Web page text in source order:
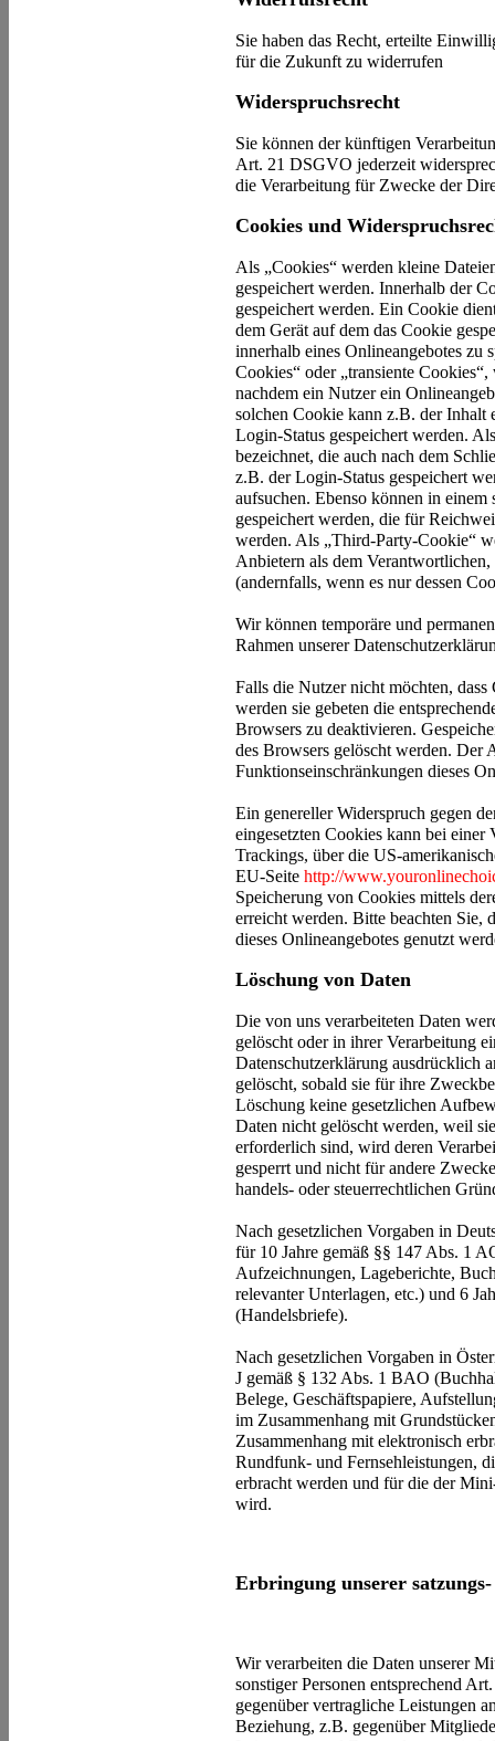
Sie haben das Recht, erteilte
für die Zukunft zu widerrufen
Widerspruchsrecht
Sie können der künftigen
Art. 21 DSGVO jederzeit
die Verarbeitung für Zwecke der
Cookies und
Als „Cookies“ werden kleine
gespeichert werden. Innerhalb der
gespeichert werden. Ein Cookie
dem Gerät auf dem das Cookie
innerhalb eines Onlineangebotes zu
Cookies“ oder „transiente
nachdem ein Nutzer ein
solchen Cookie kann z.B. der Inhalt
Login-Status gespeichert werden.
bezeichnet, die auch nach dem
z.B. der Login-Status gespeichert
aufsuchen. Ebenso können in
gespeichert werden, die für
werden. Als „Third-Party-Cookie“
Anbietern als dem
(andernfalls, wenn es nur dessen
Wir können temporäre und
Rahmen unserer
Falls die Nutzer nicht möchten,
werden sie gebeten die
Browsers zu deaktivieren.
des Browsers gelöscht werden. Der
Funktionseinschränkungen dieses
Ein genereller Widerspruch gegen
eingesetzten Cookies kann bei
Trackings, über die US-
EU-Seite http://
Speicherung von Cookies mittels
erreicht werden. Bitte beachten Sie,
dieses Onlineangebotes genutzt
Löschung von Daten
Die von uns verarbeiteten Daten
gelöscht oder in ihrer Verarbeitung
Datenschutzerklärung ausdrücklich
gelöscht, sobald sie für ihre
Löschung keine gesetzlichen
Daten nicht gelöscht werden, weil
erforderlich sind, wird deren
gesperrt und nicht für andere
handels- oder steuerrechtlichen
Nach gesetzlichen Vorgaben in
für 10 Jahre gemäß §§ 147 Abs. 1
Aufzeichnungen, Lageberichte,
relevanter Unterlagen, etc.) und 6
(Handelsbriefe).
Nach gesetzlichen Vorgaben in
J gemäß § 132 Abs. 1 BAO
Belege, Geschäftspapiere,
im Zusammenhang mit
Zusammenhang mit elektronisch
Rundfunk- und Fernsehleistungen,
erbracht werden und für die der
wird.
Erbringung unserer
Wir verarbeiten die Daten unserer
sonstiger Personen entsprechend
gegenüber vertragliche Leistungen
Beziehung, z.B. gegenüber